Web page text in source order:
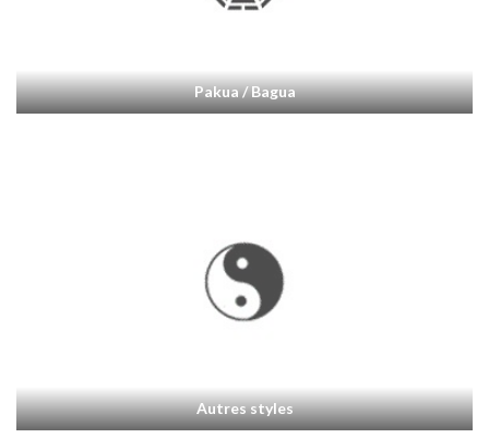
Pakua / Bagua
Autres styles